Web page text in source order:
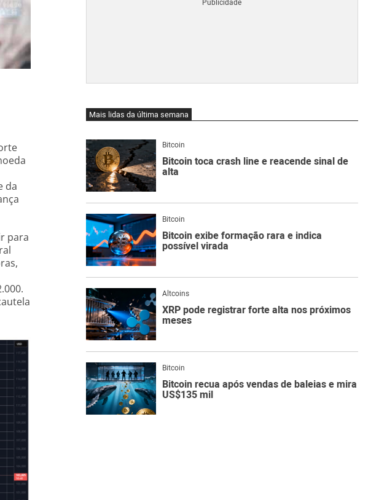
da
para
Mais lidas da última semana
Bitcoin
Bitcoin toca crash line e reacende sinal de
alta
Bitcoin
Bitcoin exibe formação rara e indica
possível virada
Altcoins
XRP pode registrar forte alta nos próximos
meses
Bitcoin
Bitcoin recua após vendas de baleias e mira
US$135 mil